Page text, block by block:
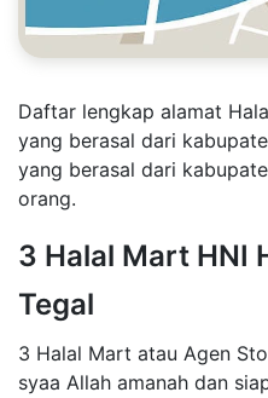
Daftar lengkap alamat
yang berasal dari
yang berasal dari
orang.
3 Halal Mart HNI
Tegal
3 Halal Mart atau Agen
syaa Allah amanah dan